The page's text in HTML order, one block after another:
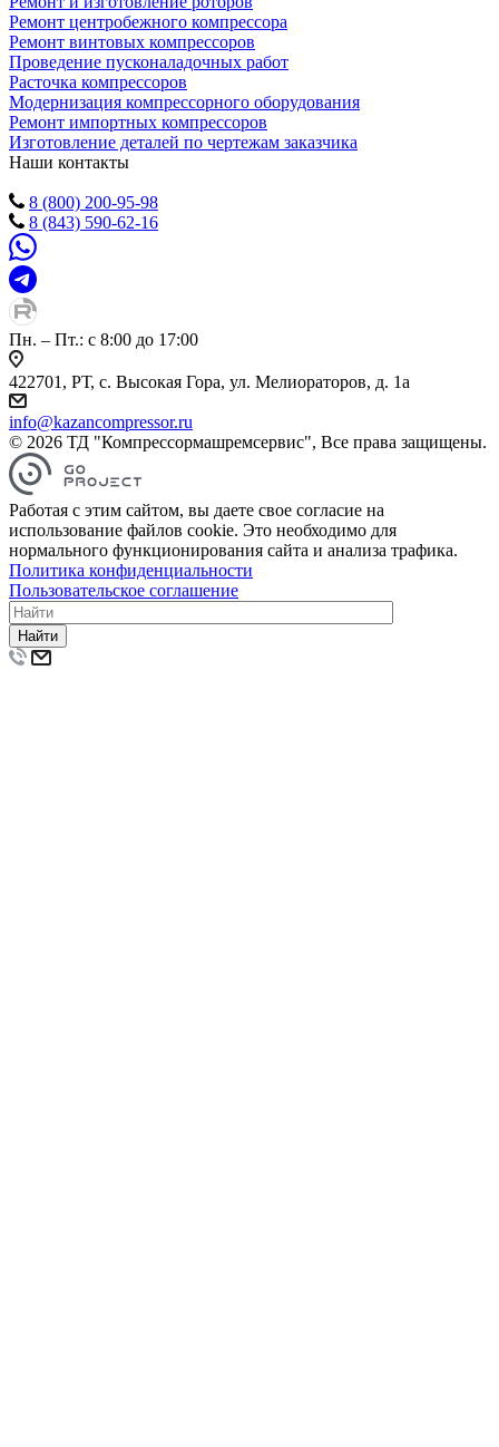
Ремонт центробежного компрессора
Ремонт винтовых компрессоров
Проведение пусконаладочных работ
Расточка компрессоров
Модернизация компрессорного оборудования
Ремонт импортных компрессоров
Изготовление деталей по чертежам заказчика
Наши контакты
8 (800) 200-95-98
8 (843) 590-62-16
Пн. – Пт.: с 8:00 до 17:00
422701, РТ, с. Высокая Гора, ул. Мелиораторов, д. 1а
info@kazancompressor.ru
© 2026 ТД "Компрессормашремсервис", Все права защищены.
Работая с этим сайтом, вы даете свое согласие на
использование файлов cookie. Это необходимо для
нормального функционирования сайта и анализа трафика.
Политика конфиденциальности
Пользовательское соглашение
Найти